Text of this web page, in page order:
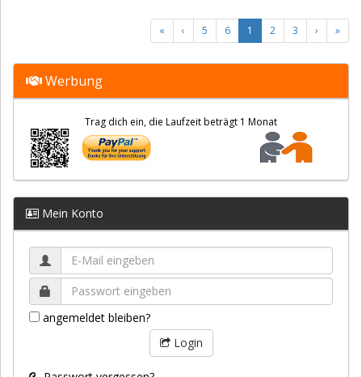
« ‹ 5 6 1 2 3 › »
Werbung
Trag dich ein, die Laufzeit beträgt 1 Monat
Mein Konto
angemeldet bleiben?
Login